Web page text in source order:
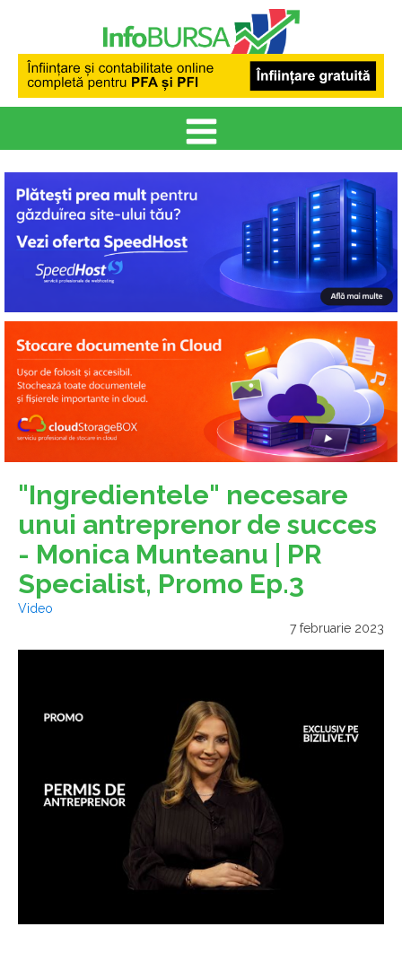
"Ingredientele" necesare
unui antreprenor de succes
- Monica Munteanu | PR
Specialist, Promo Ep.3
Video
7 februarie 2023